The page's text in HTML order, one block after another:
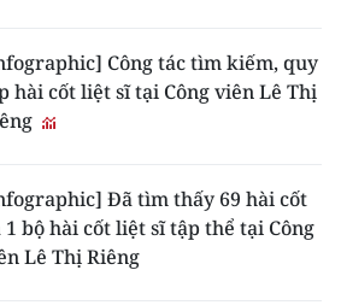
Công tác tìm kiếm, quy
hài cốt liệt sĩ tại Công viên Lê Thị
Đã tìm thấy 69 hài cốt
1 bộ hài cốt liệt sĩ tập thể tại Công
Lê Thị Riêng